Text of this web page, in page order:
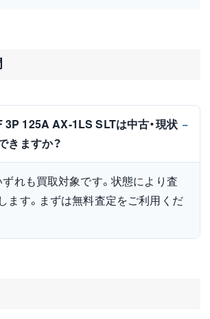
3P 125A AX-1LS SLTは中古・現状
きますか？
ずれも買取対象です。状態により査
ます。まずは無料査定をご利用くだ